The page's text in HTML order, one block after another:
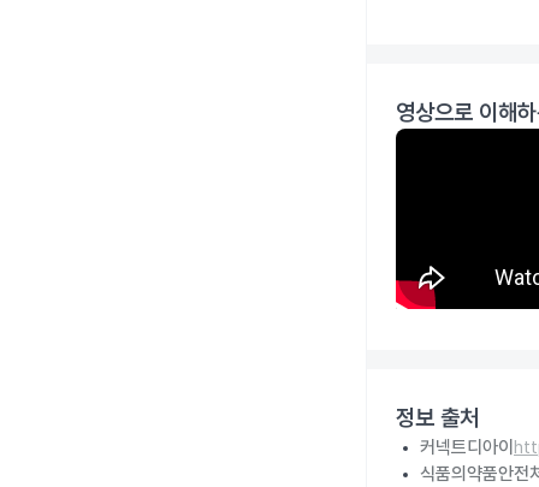
영상으로 이해
정보 출처
커넥트디아이
식품의약품안전